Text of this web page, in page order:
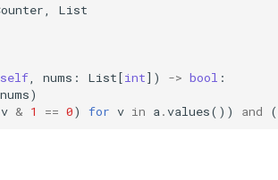
List
self nums : List[int]) -> bool :
nums)
v & 1 == 0) for v in a .values()) and (